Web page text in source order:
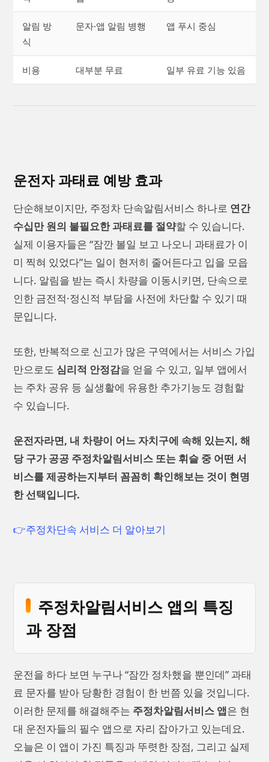
알림 방
식
문자·앱 알림 병행 앱 푸시 중심
비용 대부분 무료 일부 유료 기능 있음
운전자 과태료 예방 효과
단순해보이지만, 주정차 단속알림서비스 하나로 연간
수십만 원의 불필요한 과태료를 절약할 수 있습니다.
실제 이용자들은 “잠깐 볼일 보고 나오니 과태료가 이
미 찍혀 있었다”는 일이 현저히 줄어든다고 입을 모읍
니다. 알림을 받는 즉시 차량을 이동시키면, 단속으로
인한 금전적·정신적 부담을 사전에 차단할 수 있기 때
문입니다.
또한, 반복적으로 신고가 많은 구역에서는 서비스 가입
만으로도 심리적 안정감을 얻을 수 있고, 일부 앱에서
는 주차 공유 등 실생활에 유용한 추가기능도 경험할
수 있습니다.
운전자라면, 내 차량이 어느 자치구에 속해 있는지, 해
당 구가 공공 주정차알림서비스 또는 휘슬 중 어떤 서
비스를 제공하는지부터 꼼꼼히 확인해보는 것이 현명
한 선택입니다.
👉주정차단속 서비스 더 알아보기
주정차알림서비스 앱의 특징
과 장점
운전을 하다 보면 누구나 “잠깐 정차했을 뿐인데” 과태
료 문자를 받아 당황한 경험이 한 번쯤 있을 것입니다.
이러한 문제를 해결해주는 주정차알림서비스 앱은 현
대 운전자들의 필수 앱으로 자리 잡아가고 있는데요.
오늘은 이 앱이 가진 특징과 뚜렷한 장점, 그리고 실제